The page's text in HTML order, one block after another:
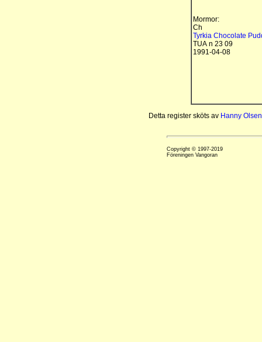
Mormor:
Ch
Tyrkia Chocolate
TUA n 23 09
1991-04-08
Detta register sköts av Hanny Olsen
Copyright © 1997-2019
Föreningen Vangoran